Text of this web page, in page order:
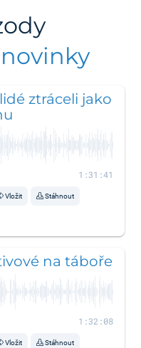
ztráceli jako
1:31:41
Vložit Stáhnout
na táboře
1:32:08
Vložit Stáhnout